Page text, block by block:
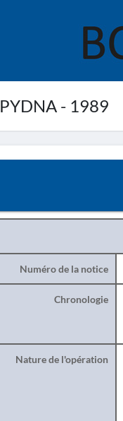
PYDNA - 1989
Numéro de la notice
Chronologie
Nature de l'opération